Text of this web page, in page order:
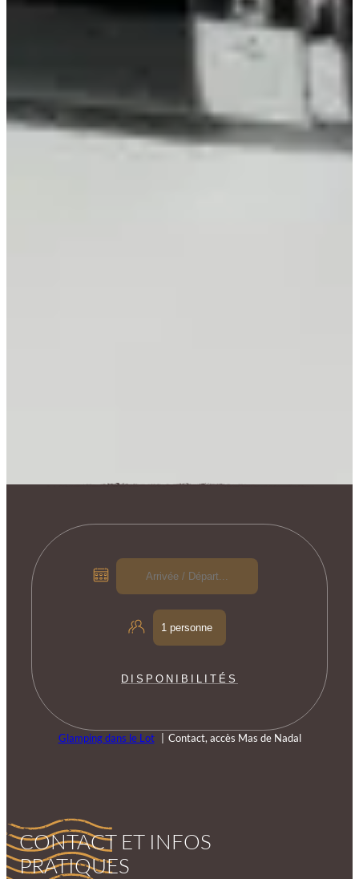
DISPONIBILITÉS
Glamping dans le Lot Contact, accès Mas de Nadal
CONTACT ET INFOS
PRATIQUES